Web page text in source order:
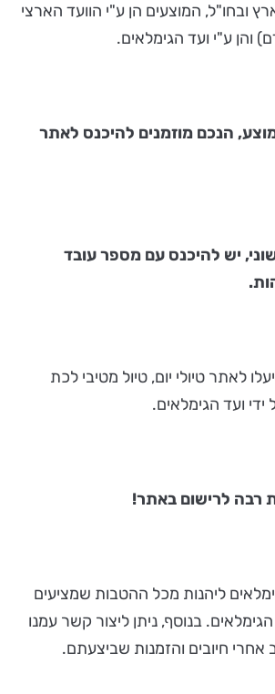
ובחו"ל, המוצעים הן ע"י הוועד הארצי
והן ע"י ועד הגימלאים.
הנכם מוזמנים להיכנס לאתר
יש להיכנס עם מספר עובד
לאתר טיולי יום, טיול מטיבי לכת
ידי ועד הגימלאים.
רבה לרישום באתר!
ליהנות מכל ההטבות שמציעים
בנוסף, ניתן ליצור קשר עמנו
חיובים והזמנות שביצעתם.